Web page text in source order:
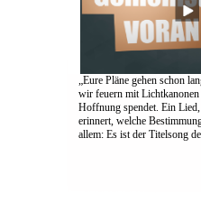
„Eure Pläne gehen schon
wir feuern mit
Hoffnung spendet. Ein
erinnert, welche
allem: Es ist der Titelsong